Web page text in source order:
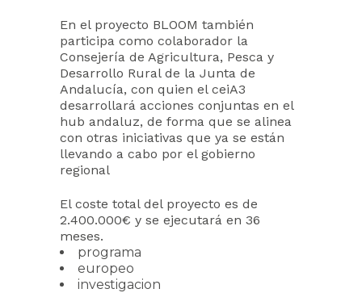
En el proyecto BLOOM también
participa como colaborador la
Consejería de Agricultura, Pesca y
Desarrollo Rural de la Junta de
Andalucía, con quien el ceiA3
desarrollará acciones conjuntas en el
hub andaluz, de forma que se alinea
con otras iniciativas que ya se están
llevando a cabo por el gobierno
regional
El coste total del proyecto es de
2.400.000€ y se ejecutará en 36
meses.
programa
europeo
investigacion